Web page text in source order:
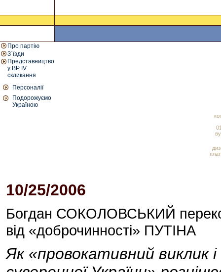
Про партію
З`їзди
Представництво
у ВР IV
скликання
Персоналії
Подорожуємо
Україною
10/25/2006
Богдан СОКОЛОВСЬКИЙ
від «доброчинності» ПУТІНА
Як «провокативний виклик